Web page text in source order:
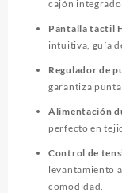
cajón
Pantalla táctil
intuitiva, guía
Regulador de
garantiza
Alimentación
perfecto en
Control de
levantamiento
comodidad